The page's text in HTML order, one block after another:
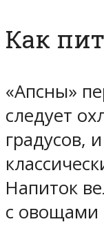
Как
«Апсны»
следует
градусов,
Напиток
с овощами